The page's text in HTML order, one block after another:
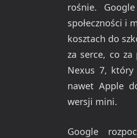
rośnie.
społeczności i
kosztach do
za serce, co
Nexus 7, który
nawet Apple
wersji mini.
Google